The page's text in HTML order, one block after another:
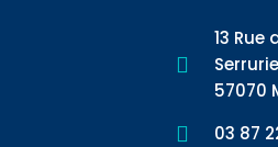
13 Rue
57070
03 87